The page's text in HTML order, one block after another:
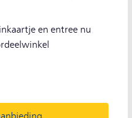
en entree nu